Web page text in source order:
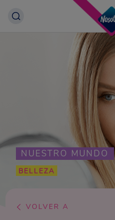
NUESTRO MUNDO
BELLEZA
VOLVER A